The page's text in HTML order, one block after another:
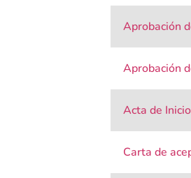
Aprobación
Aprobación
Acta de
Carta de